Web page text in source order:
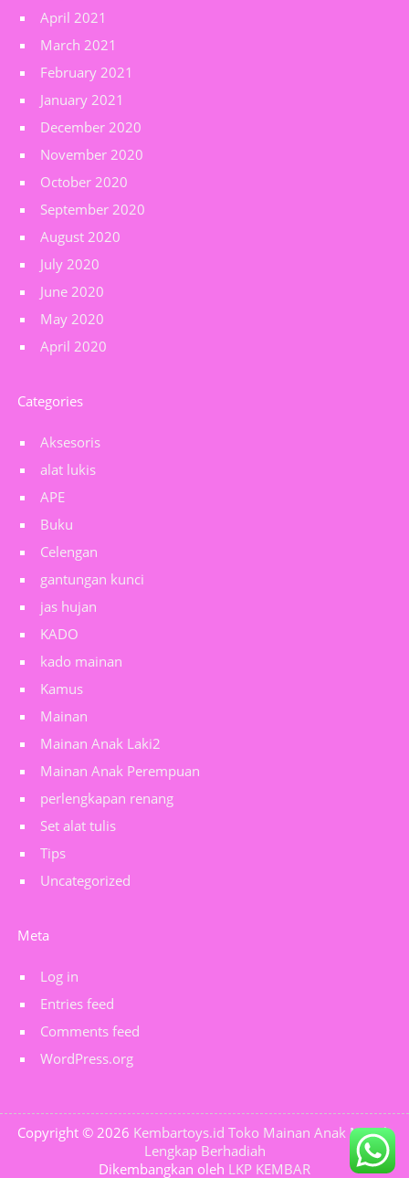
April 2021
March 2021
February 2021
January 2021
December 2020
November 2020
October 2020
September 2020
August 2020
July 2020
June 2020
May 2020
April 2020
Categories
Aksesoris
alat lukis
APE
Buku
Celengan
gantungan kunci
jas hujan
KADO
kado mainan
Kamus
Mainan
Mainan Anak Laki2
Mainan Anak Perempuan
perlengkapan renang
Set alat tulis
Tips
Uncategorized
Meta
Log in
Entries feed
Comments feed
WordPress.org
Copyright © 2026 Kembartoys.id Toko Mainan Anak Murah
Lengkap Berhadiah
Dikembangkan oleh LKP KEMBAR